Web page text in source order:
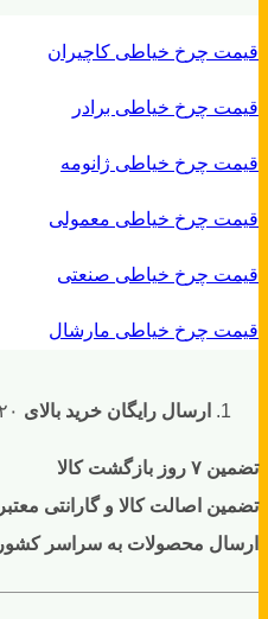
قیمت چرخ خیاطی کاچیران
قیمت چرخ خیاطی برادر
قیمت چرخ خیاطی ژانومه
قیمت چرخ خیاطی معمولی
قیمت چرخ خیاطی صنعتی
قیمت چرخ خیاطی مارشال
ارسال رایگان خرید بالای
تضمین ۷ روز بازگشت کالا
تضمین اصالت کالا و گارانتی معتبر
ارسال محصولات به سراسر کشور